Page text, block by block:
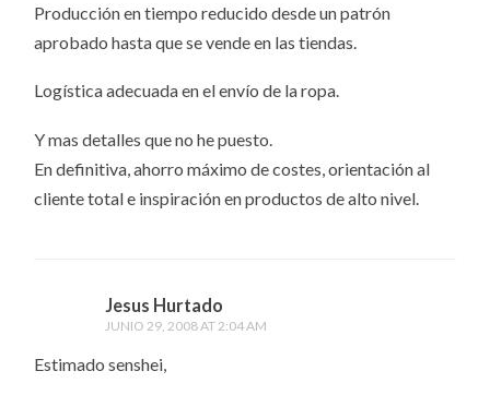
Producción en tiempo reducido desde un patrón
aprobado hasta que se vende en las tiendas.
Logística adecuada en el envío de la ropa.
Y mas detalles que no he puesto.
En definitiva, ahorro máximo de costes, orientación al
cliente total e inspiración en productos de alto nivel.
Jesus Hurtado
JUNIO 29, 2008 AT 2:04 AM
Estimado senshei,